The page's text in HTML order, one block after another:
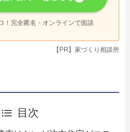
！完全匿名・オンラインで面談
【PR】家づくり相談所
目次